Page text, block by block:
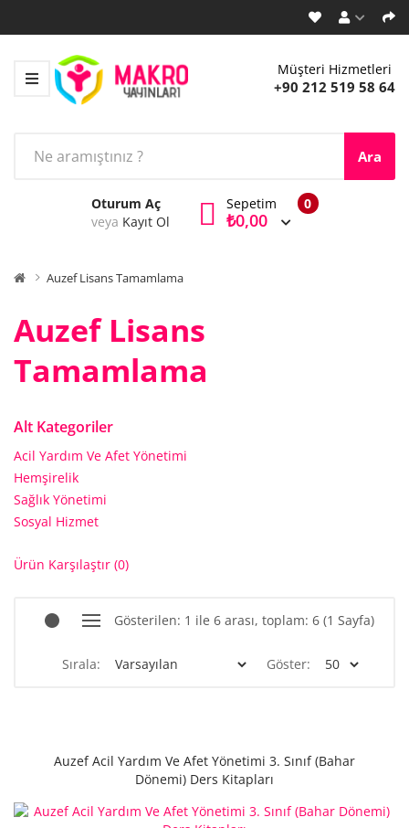
Müşteri Hizmetleri
+90 212 519 58 64
Ara
Oturum Aç
veya Kayıt Ol
0
Sepetim
₺0,00
Auzef Lisans Tamamlama
Auzef Lisans
Tamamlama
Alt Kategoriler
Acil Yardım Ve Afet Yönetimi
Hemşirelik
Sağlık Yönetimi
Sosyal Hizmet
Ürün Karşılaştır (0)
Gösterilen: 1 ile 6 arası, toplam: 6 (1 Sayfa)
Sırala: Göster:
Auzef Acil Yardım Ve Afet Yönetimi 3. Sınıf (Bahar
Dönemi) Ders Kitapları